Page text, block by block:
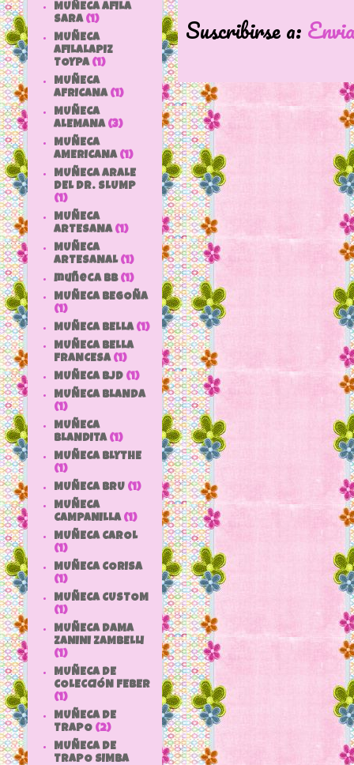
Suscribirse a:
MUÑECA AFILA
SARA (1)
MUÑECA
AFILALAPIZ
TOYPA (1)
MUÑECA
AFRICANA (1)
MUÑECA
ALEMANA (3)
MUÑECA
AMERICANA (1)
MUÑECA ARALE
DEL DR. SLUMP
(1)
MUÑECA
ARTESANA (1)
MUÑECA
ARTESANAL (1)
muñeca bb (1)
MUÑECA BEGOÑA
(1)
MUÑECA BELLA (1)
MUÑECA BELLA
FRANCESA (1)
MUÑECA BJD (1)
MUÑECA BLANDA
(1)
MUÑECA
BLANDITA (1)
MUÑECA BLYTHE
(1)
MUÑECA BRU (1)
MUÑECA
CAMPANILLA (1)
MUÑECA CAROL
(1)
MUÑECA CORISA
(1)
MUÑECA CUSTOM
(1)
MUÑECA DAMA
ZANINI ZAMBELLI
(1)
MUÑECA DE
COLECCIÓN FEBER
(1)
MUÑECA DE
TRAPO (2)
MUÑECA DE
TRAPO SIMBA